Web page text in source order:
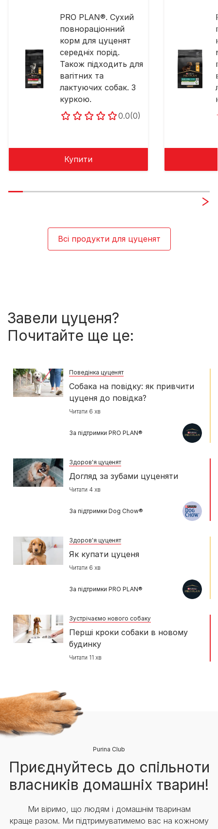
PRO PLAN®. Сухий
повнораціонний
корм для цуценят
середніх порід.
Також підходить для
вагітних та
лактуючих собак. З
куркою.
0.0(0)
Купити
Всі продукти для цуценят
Завели цуценя?
Почитайте ще це:
Поведінка цуценят
Собака на повідку: як привчити
цуценя до повідка?
Читати 6 хв
За підтримки PRO PLAN®
Здоров'я цуценят
Догляд за зубами цуценяти
Читати 4 хв
За підтримки Dog Chow®
Здоров'я цуценят
Як купати цуценя
Читати 6 хв
За підтримки PRO PLAN®
Зустрічаємо нового собаку
Перші кроки собаки в новому
будинку
Читати 11 хв
Purina Club
Приєднуйтесь до спільноти
власників домашніх тварин!
Ми віримо, що людям і домашнім тваринам
краще разом. Ми підтримуватимемо вас на кожному